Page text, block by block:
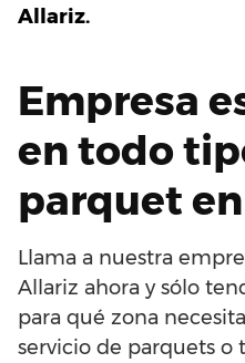
Allariz.
Empresa
en todo
parquet
Llama a nuestra
Allariz ahora y sólo
para qué zona
servicio de parquets o